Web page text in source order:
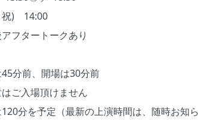
祝) 14:00
フタートークあり
45分前、開場は30分前
はご入場頂けません
120分を予定（最新の上演時間は、随時お知